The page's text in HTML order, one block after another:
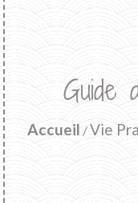
Guide
Accueil /Vie